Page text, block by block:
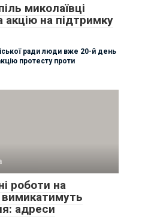
миколаївці
акцію на підтримку
ради люди вже 20-й день
протесту проти
роботи на
адреси